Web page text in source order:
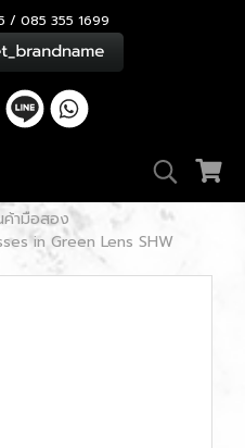
/ 085 355 1699
ามือสอง
in Green Lens SHW